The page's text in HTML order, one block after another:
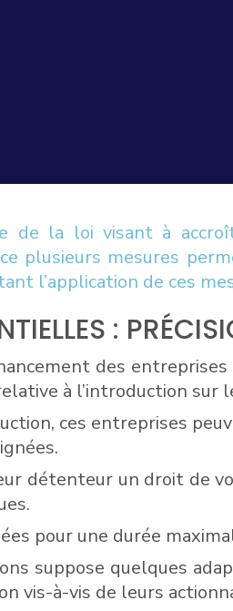
de la loi visant à
plusieurs mesures
l’application de ces
:
des
à l’introduction sur
ces entreprises
détenteur un droit de
pour une durée
suppose quelques
vis-à-vis de leurs